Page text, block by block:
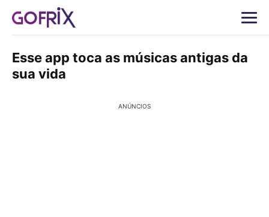
Esse app toca as músicas antigas da
sua vida
ANÚNCIOS